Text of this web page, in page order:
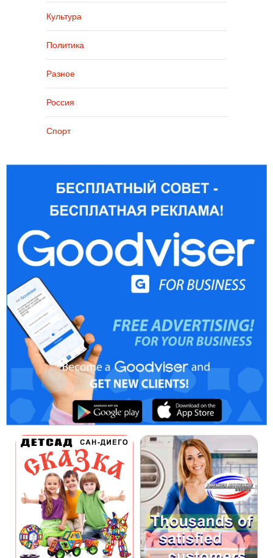
Культура
Политика
Разное
Россия
Спорт